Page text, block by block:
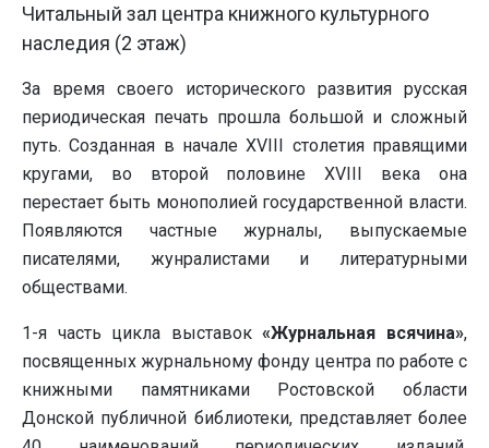
Читальный зал центра книжного культурного
наследия (2 этаж)
За время своего исторического развития русская
периодическая печать прошла большой и сложный
путь. Созданная в начале XVIII столетия правящими
кругами, во второй половине XVIII века она
перестает быть монополией государственной власти.
Появляются частные журналы, выпускаемые
писателями, жунралистами и литературными
обществами.
1-я часть цикла выставок«Журнальная всячина»,
посвященных журнальному фонду центра по работе с
книжными памятниками Ростовской области
Донской публичной библиотеки, представляет более